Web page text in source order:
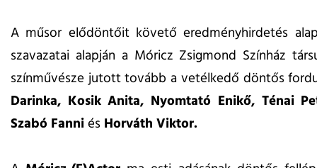
A műsor elődöntőit követő eredményhirdetés
szavazatai alapján a Móricz Zsigmond Színház
színművésze jutott tovább a vetélkedő döntős
Darinka, Kosik Anita, Nyomtató Enikő, Ténai
Szabó FanniésHorváth Viktor.